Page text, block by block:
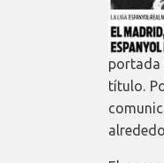
portada
título.